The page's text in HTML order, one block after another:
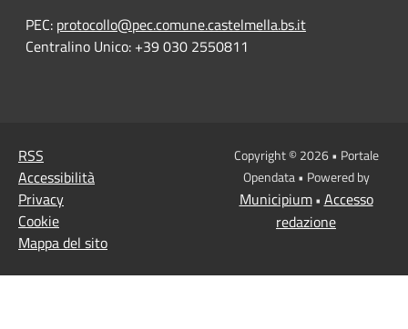
PEC: protocollo@pec.comune.castelmella.bs.it
Centralino Unico: +39 030 2550811
RSS
Accessibilità
Privacy
Cookie
Mappa del sito
Copyright © 2026 • Portale
Opendata • Powered by
Municipium• Accesso
redazione